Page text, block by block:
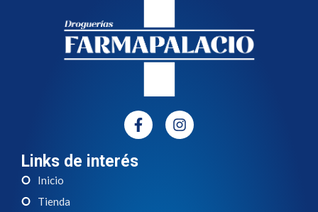
Links de interés
Inicio
Tienda